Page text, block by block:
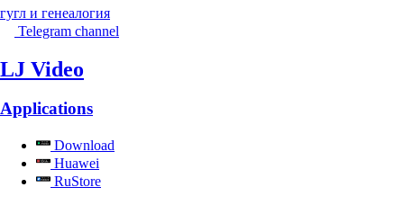
гугл и генеалогия
Telegram channel
LJ Video
Applications
Download
Huawei
RuStore